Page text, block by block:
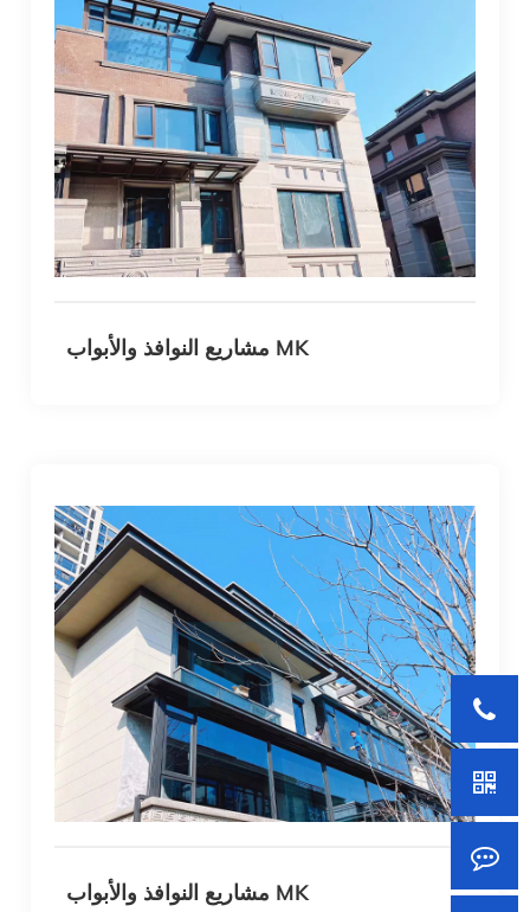
مشاريع النوافذ والأبواب MK
مشاريع النوافذ والأبواب MK